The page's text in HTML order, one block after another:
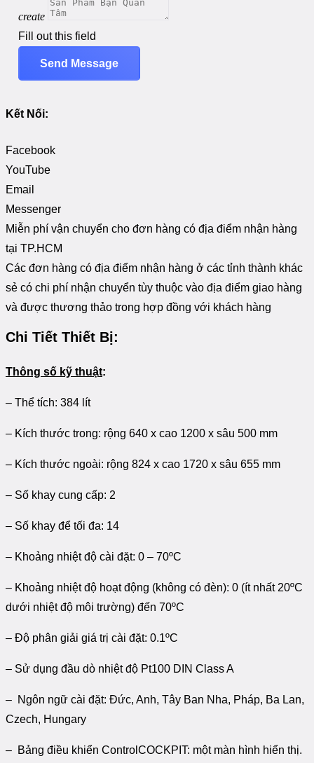
create
Fill out this field
Send Message
Kết Nối:
Facebook
YouTube
Email
Messenger
Miễn phí vận chuyển cho đơn hàng có địa điểm nhận hàng
tại TP.HCM
Các đơn hàng có địa điểm nhận hàng ở các tỉnh thành khác
sẻ có chi phí nhận chuyển tùy thuộc vào địa điểm giao hàng
và được thương thảo trong hợp đồng với khách hàng
Chi Tiết Thiết Bị:
Thông số kỹ thuật:
– Thể tích: 384 lít
– Kích thước trong: rộng 640 x cao 1200 x sâu 500 mm
– Kích thước ngoài: rộng 824 x cao 1720 x sâu 655 mm
– Số khay cung cấp: 2
– Số khay để tối đa: 14
– Khoảng nhiệt độ cài đặt: 0 – 70ºC
– Khoảng nhiệt độ hoạt động (không có đèn): 0 (ít nhất 20ºC
dưới nhiệt độ môi trường) đến 70ºC
– Độ phân giải giá trị cài đặt: 0.1ºC
– Sử dụng đầu dò nhiệt độ Pt100 DIN Class A
– Ngôn ngữ cài đặt: Đức, Anh, Tây Ban Nha, Pháp, Ba Lan,
Czech, Hungary
– Bảng điều khiển ControlCOCKPIT: một màn hình hiển thị.